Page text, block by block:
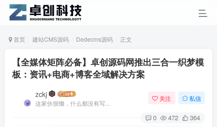
首页 建站CMS源码 Dedecms源码 正文
【全媒体矩阵必备】卓创源码网推出三合一织梦模
板：资讯+电商+博客全域解决方案
zckj
这家伙很懒，什么都没有写...
关注 私信
0 472 364